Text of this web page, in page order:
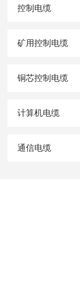
控制电缆
矿用控制电缆
铜芯控制电缆
计算机电缆
通信电缆